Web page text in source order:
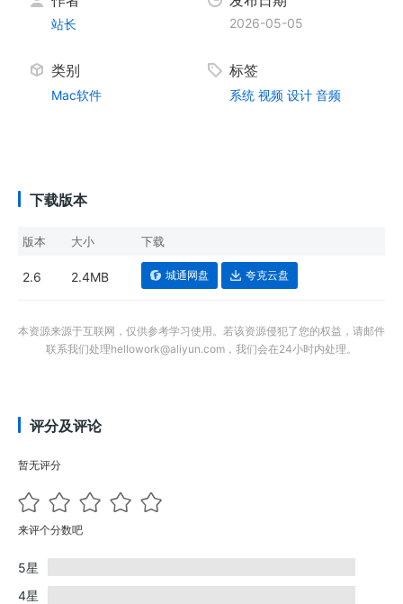
站长 2026-05-05
类别
Mac软件
标签
系统 视频 设计 音频
下载版本
版本 大小 下载
2.6 2.4MB 城通网盘 夸克云盘
本资源来源于互联网，仅供参考学习使用。若该资源侵犯了您的权益，请邮件
联系我们处理hellowork@aliyun.com，我们会在24小时内处理。
评分及评论
暂无评分
来评个分数吧
5星
4星